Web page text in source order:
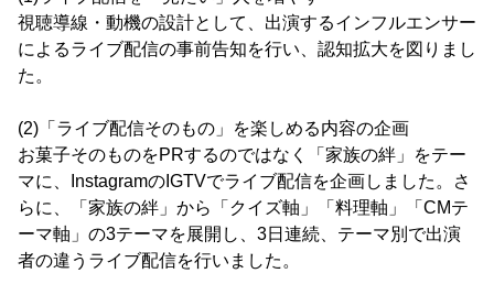
視聴導線・動機の設計として、出演するインフルエンサー
によるライブ配信の事前告知を行い、認知拡大を図りまし
た。
(2)「ライブ配信そのもの」を楽しめる内容の企画
お菓子そのものをPRするのではなく「家族の絆」をテー
マに、InstagramのIGTVでライブ配信を企画しました。さ
らに、「家族の絆」から「クイズ軸」「料理軸」「CMテ
ーマ軸」の3テーマを展開し、3日連続、テーマ別で出演
者の違うライブ配信を行いました。